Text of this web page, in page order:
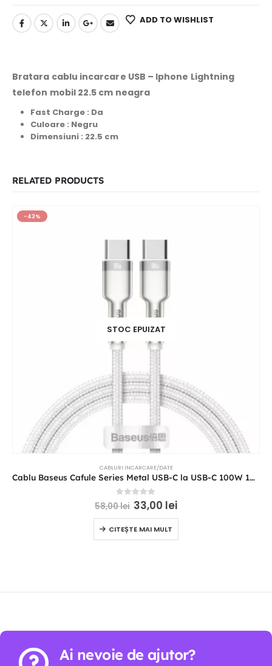
ADD TO WISHLIST
Bratara cablu incarcare USB – Iphone Lightning
telefon mobil 22.5 cm neagra
Fast Charge : Da
Culoare : Negru
Dimensiuni : 22.5 cm
RELATED PRODUCTS
-43%
STOC EPUIZAT
CABLURI INCARCARE/DATE
Cablu Baseus Cafule Series Metal USB-C la USB-C 100W 1m Alb
out of 5
58,00lei 33,00 lei
CITEȘTE MAI MULT
Ai nevoie de ajutor?